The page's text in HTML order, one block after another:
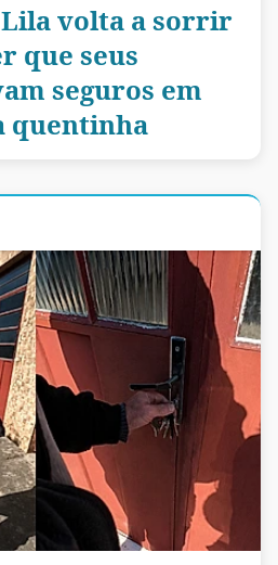
volta a sorrir
que seus
seguros em
quentinha